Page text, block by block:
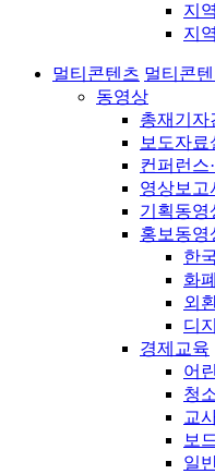
지
지
멀티콘텐츠 멀티콘
동영상
총재기자
보도자료
컨퍼런스
영상보고
기획동영
홍보동영
한
화
외
디
경제교육
어
청
교
보
일